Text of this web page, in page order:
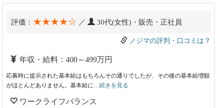
評価： ★★★★☆ ／ 30代(女性)・販売・正社員
ノジマの評判・口コミは？
年収・給料：400～499万円
応募時に提示された基本給はもちろんその通りでしたが、その後の基本給増額
がほとんどありません。基本給に…続きを見る
ワークライフバランス